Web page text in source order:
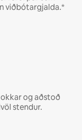
viðbótargjalda.*
og aðstoð
stendur.